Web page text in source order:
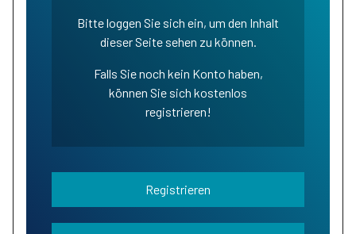
Bitte loggen Sie sich ein, um den Inhalt
dieser Seite sehen zu können.
Falls Sie noch kein Konto haben,
können Sie sich kostenlos
registrieren!
Registrieren